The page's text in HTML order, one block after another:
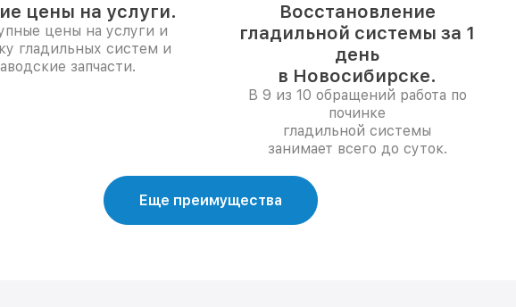
цены на услуги.
цены на услуги и
гладильных систем и
запчасти.
Восстановление
гладильной системы за 1
день
в Новосибирске.
В 9 из 10 обращений работа по
починке
гладильной системы
занимает всего до суток.
Еще преимущества